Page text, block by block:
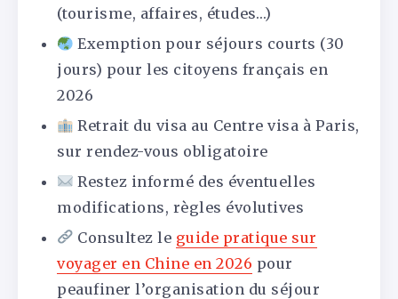
(tourisme, affaires, études…)
Exemption pour séjours courts (30
jours) pour les citoyens français en
2026
Retrait du visa au Centre visa à Paris,
sur rendez-vous obligatoire
Restez informé des éventuelles
modifications, règles évolutives
Consultez le guide pratique sur
voyager en Chine en 2026 pour
peaufiner l’organisation du séjour